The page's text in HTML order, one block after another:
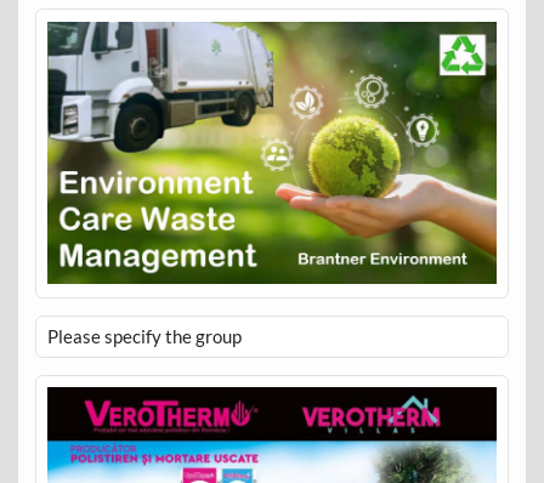
Please specify the group